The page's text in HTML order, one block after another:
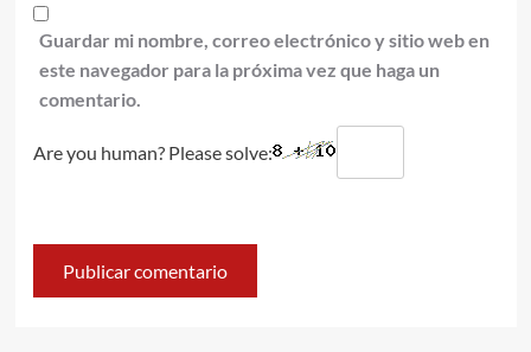
Guardar mi nombre, correo electrónico y sitio web en
este navegador para la próxima vez que haga un
comentario.
Are you human? Please solve: